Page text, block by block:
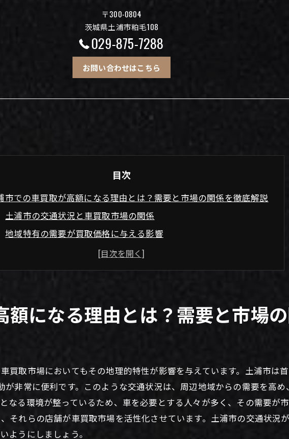
〒300-0804
茨城県土浦市粕毛108
029-875-7288
お問い合わせはこちら
目次
市での車買取が高額になる理由とは？需要と市場の関係を徹底解説
土浦市の交通状況と車買取市場の関係
地域特有の需要が買取価格に与える影響
土浦市における車の人気モデルとその買取傾向
市場の変動が買取価格に与える影響
地域の経済動向が車買取市場に与える影響
取で成功するための査定ポイント土浦市で車を高く売るコツ
土浦市で人気の高いオプションとその価値
査定士にアピールするためのポイント
査定前に確認すべき車の書類と準備
買取価格を高くするための交渉テクニック
額になる理由とは？需要と市場
買取市場においてもその地理的特性が影響を与えています。土浦市は
非常に便利です。このような交通状況は、周辺地域からの需要を高
なる環境が整っているため、車を必要とする人々が多く、その需要が市
それらの店舗が車買取市場を活性化させています。土浦市の交通状況
ようにしましょう。